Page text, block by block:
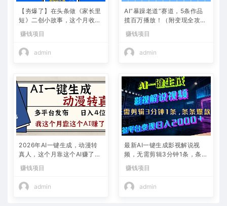
【夯爆了】在头条做《家长里
短》二创小故事，这个月收益
赚钱项目
admin
AI“暴躁老道”赛道，5条作品
揽百万播放！（附变现全攻
赚钱项目
admin
2026年AI一键生成，动漫转
真人，这个月靠这个AI赚了2
赚钱项目
admin
最新AI一键生成影视解说视
频，无需剪辑3分钟1条，条条
+
赚钱项目
admin